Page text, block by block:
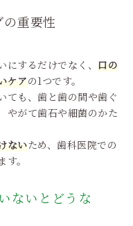
重要性
するだけでなく、 口の
ケアの1つです。
ても、歯と歯の間や歯ぐ
やがて歯石や細菌のかた
ないため、歯科医院での
。
ないとどうな